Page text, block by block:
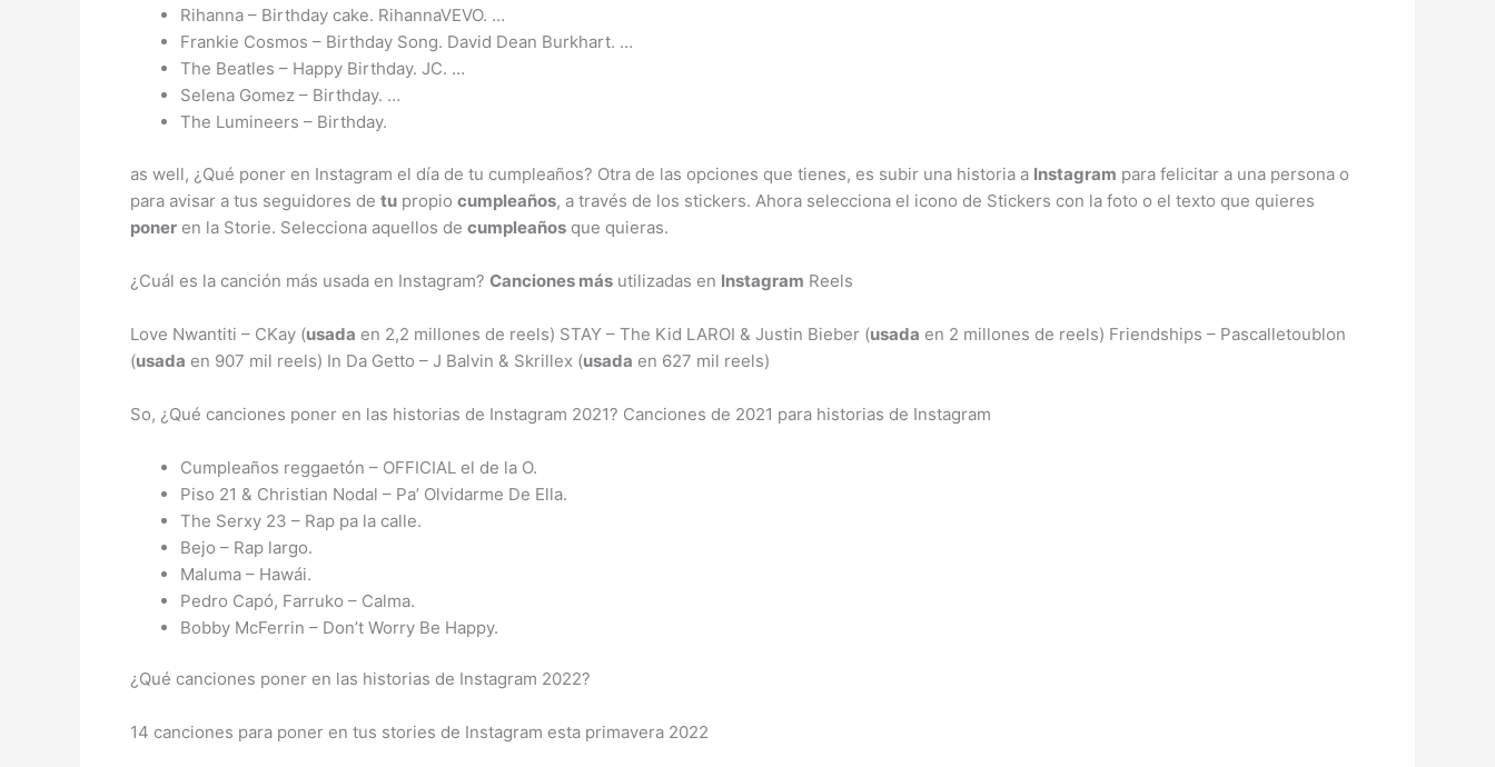
Rihanna – Birthday cake. RihannaVEVO. …
Frankie Cosmos – Birthday Song. David Dean Burkhart. …
The Beatles – Happy Birthday. JC. …
Selena Gomez – Birthday. …
The Lumineers – Birthday.
as well, ¿Qué poner en Instagram el día de tu cumpleaños? Otra de las opciones que tienes, es subir una historia a Instagram para felicitar a una persona o
para avisar a tus seguidores de tu propio cumpleaños, a través de los stickers. Ahora selecciona el icono de Stickers con la foto o el texto que quieres
poner en la Storie. Selecciona aquellos de cumpleaños que quieras.
¿Cuál es la canción más usada en Instagram? Canciones más utilizadas en Instagram Reels
Love Nwantiti – CKay (usada en 2,2 millones de reels) STAY – The Kid LAROI & Justin Bieber (usada en 2 millones de reels) Friendships – Pascalletoublon
(usada en 907 mil reels) In Da Getto – J Balvin & Skrillex (usada en 627 mil reels)
So, ¿Qué canciones poner en las historias de Instagram 2021? Canciones de 2021 para historias de Instagram
Cumpleaños reggaetón – OFFICIAL el de la O.
Piso 21 & Christian Nodal – Pa’ Olvidarme De Ella.
The Serxy 23 – Rap pa la calle.
Bejo – Rap largo.
Maluma – Hawái.
Pedro Capó, Farruko – Calma.
Bobby McFerrin – Don’t Worry Be Happy.
¿Qué canciones poner en las historias de Instagram 2022?
14 canciones para poner en tus stories de Instagram esta primavera 2022